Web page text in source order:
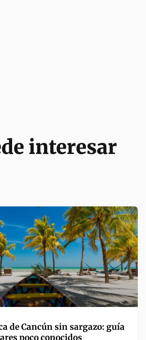
de Cancún sin sargazo: guía
poco conocidos
interesar